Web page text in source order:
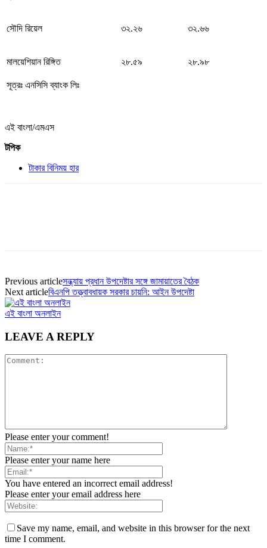
সৌদি রিয়েল ৩২.২৬ ৩২.৬৬
মালয়েশিয়ান রিঙ্গিত ২৮.৫৯ ২৮.৯৮
সূত্রঃ এনসিসি ব্যাংক লিঃ
এই বাংলা/এমএস
টপিক
টাকার বিনিময় হার
Previous articleসন্ধ্যায় প্রধান উপদেষ্টার সঙ্গে জামায়াতের বৈঠক
Next articleবিএনপি তত্ত্বাবধায়ক সরকার চায়নি: আইন উপদেষ্টা
এই বাংলা অনলাইন
LEAVE A REPLY
Please enter your comment!
Please enter your name here
You have entered an incorrect email address!
Please enter your email address here
Save my name, email, and website in this browser for the next
time I comment.